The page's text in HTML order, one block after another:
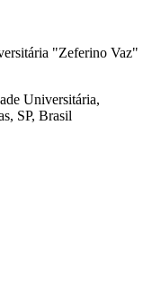
"Zeferino Vaz"
Universitária,
SP, Brasil